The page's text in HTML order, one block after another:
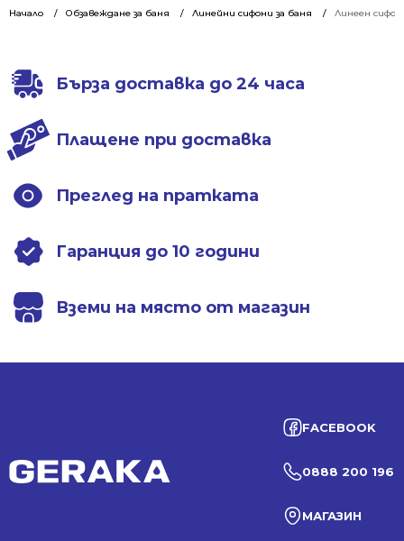
Начало Обзавеждане за баня Линейни сифони за баня Линеен
159.00 €
119.00 €
176.00 €
129.00 €
Бърза доставка до 24 часа
Плащене при доставка
Преглед на пратката
Гаранция до 10 години
Вземи на място от магазин
FACEBOOK
0888 200 196
МАГАЗИН